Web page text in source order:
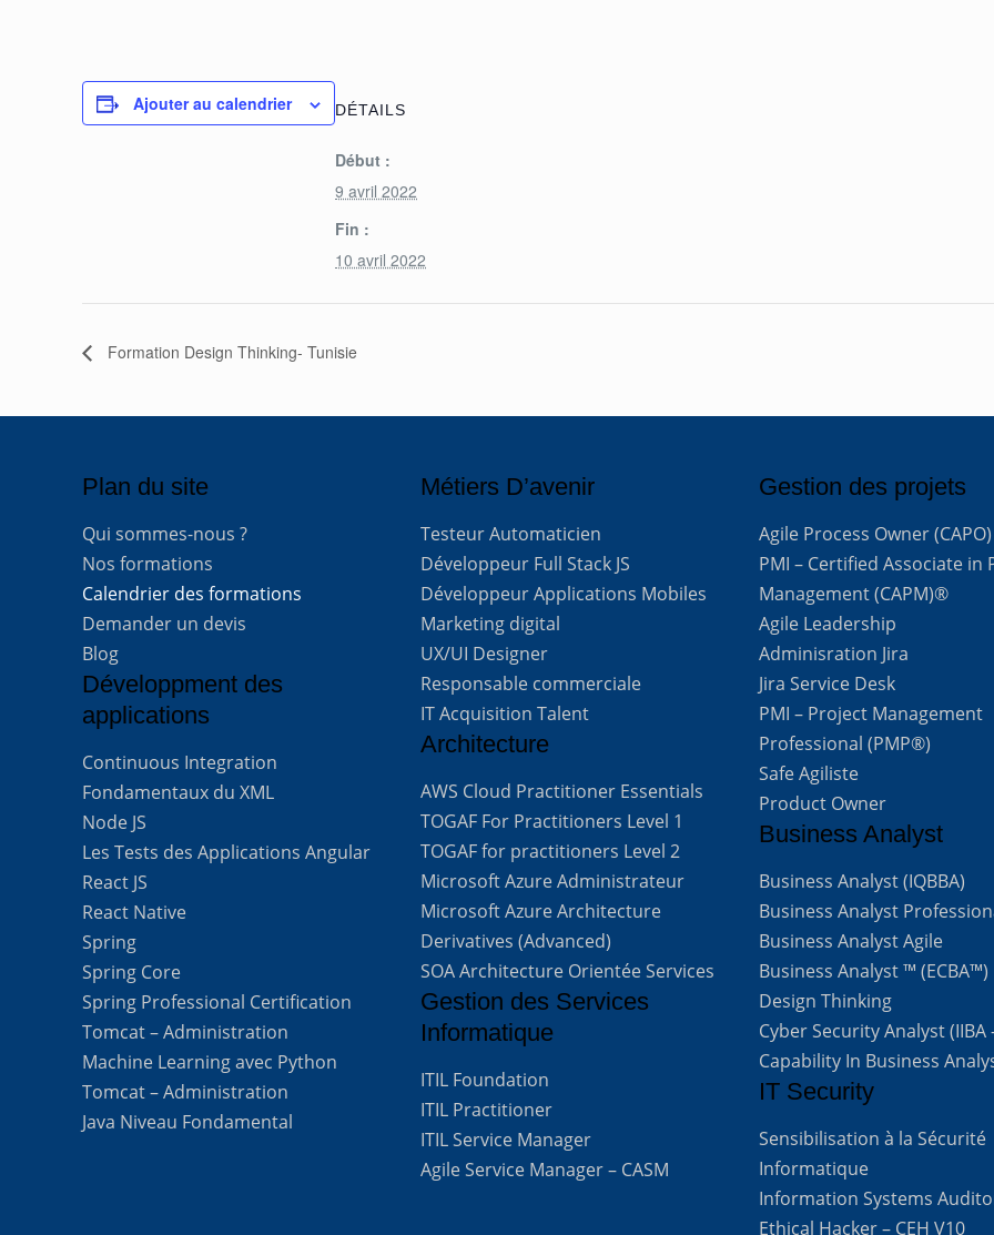
Ajouter au calendrier DÉTAILS
Début :
9 avril 2022
Fin :
10 avril 2022
Formation Design Thinking- Tunisie
Plan du site
Qui sommes-nous ?
Nos formations
Calendrier des formations
Demander un devis
Blog
Développment des
applications
Continuous Integration
Fondamentaux du XML
Node JS
Les Tests des Applications Angular
React JS
React Native
Spring
Spring Core
Spring Professional Certification
Tomcat – Administration
Machine Learning avec Python
Tomcat – Administration
Java Niveau Fondamental
Métiers D’avenir
Testeur Automaticien
Développeur Full Stack JS
Développeur Applications Mobiles
Marketing digital
UX/UI Designer
Responsable commerciale
IT Acquisition Talent
Architecture
AWS Cloud Practitioner Essentials
TOGAF For Practitioners Level 1
TOGAF for practitioners Level 2
Microsoft Azure Administrateur
Microsoft Azure Architecture
Derivatives (Advanced)
SOA Architecture Orientée Services
Gestion des Services
Informatique
ITIL Foundation
ITIL Practitioner
ITIL Service Manager
Agile Service Manager – CASM
Gestion des projets
Agile Process Owner (CAPO)
PMI – Certified Associate in
Management (CAPM)®
Agile Leadership
Adminisration Jira
Jira Service Desk
PMI – Project Management
Professional (PMP®)
Safe Agiliste
Product Owner
Business Analyst
Business Analyst (IQBBA)
Business Analyst
Business Analyst Agile
Business Analyst ™ (ECBA™)
Design Thinking
Cyber Security Analyst (IIBA
Capability In Business
IT Security
Sensibilisation à la Sécurité
Informatique
Information Systems
Ethical Hacker – CEH V10